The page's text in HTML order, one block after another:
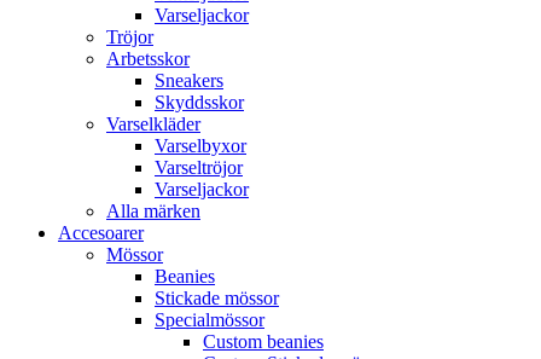
Varseljackor
Tröjor
Arbetsskor
Sneakers
Skyddsskor
Varselkläder
Varselbyxor
Varseltröjor
Varseljackor
Alla märken
Accesoarer
Mössor
Beanies
Stickade mössor
Specialmössor
Custom beanies